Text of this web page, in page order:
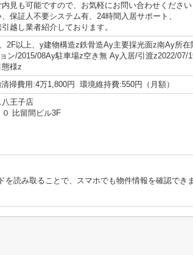
見も可能ですので、お気軽にお問い合わせくださ
保証人不要システム有、24時間入居サポート、
越し業者紹介しております。
以上、y建物構造z鉄骨造Ay主要採光面z南Ay所在階
ン/2015/08Ay駐車場z空き無 Ay入居/引渡z2022/
様z
掃費用:4万1,800円 環境維持費:550円（月額）
王子店
比留間ビル3F
を読み取ることで、スマホでも物件情報を確認でき